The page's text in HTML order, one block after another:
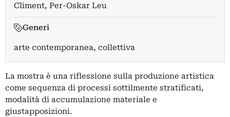
Climent, Per-Oskar Leu
Generi
arte contemporanea, collettiva
La mostra è una riflessione sulla produzione artistica
come sequenza di processi sottilmente stratificati,
modalità di accumulazione materiale e
giustapposizioni.